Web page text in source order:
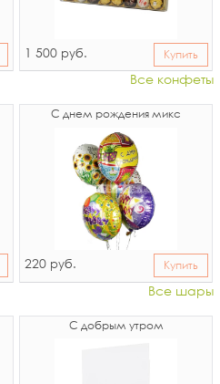
1 500 руб. Купить
Все конфеты
С днем рождения микс
220 руб. Купить
Все шары
С добрым утром